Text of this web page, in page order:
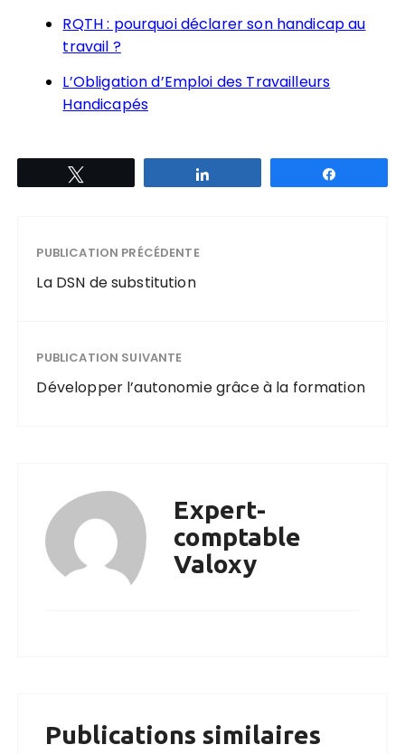
RQTH : pourquoi déclarer son handicap au
travail ?
L’Obligation d’Emploi des Travailleurs
Handicapés
PUBLICATION PRÉCÉDENTE
La DSN de substitution
PUBLICATION SUIVANTE
Développer l’autonomie grâce à la formation
Expert-
comptable
Valoxy
Publications similaires